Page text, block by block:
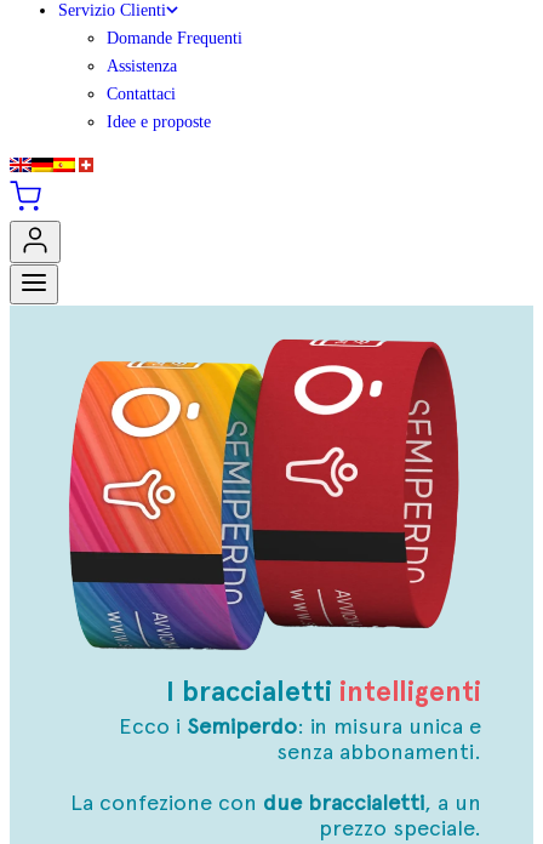
Servizio Clienti
Domande Frequenti
Assistenza
Contattaci
Idee e proposte